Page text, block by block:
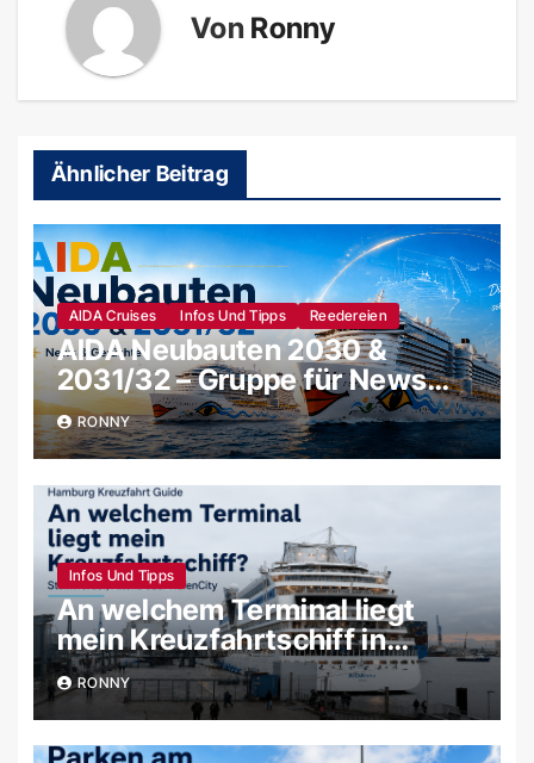
Von Ronny
Ähnlicher Beitrag
AIDA Cruises Infos Und Tipps Reedereien
AIDA Neubauten 2030 &
2031/32 – Gruppe für News
und Gerüchte
RONNY
Infos Und Tipps
An welchem Terminal liegt
mein Kreuzfahrtschiff in
Hamburg?
RONNY